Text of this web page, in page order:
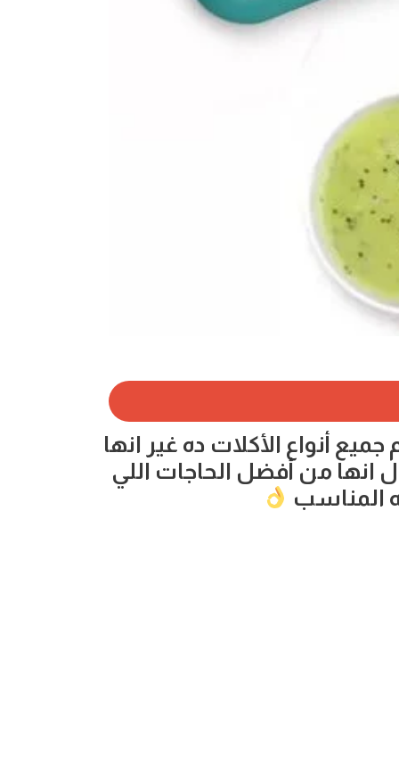
أنواع الأكلات ده غير انها
انها من أفضل الحاجات اللي
المناسب